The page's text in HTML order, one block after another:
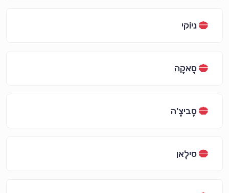
ניוֹקי
סָאקֶה
סֶביצֶ'ה
סילָאן